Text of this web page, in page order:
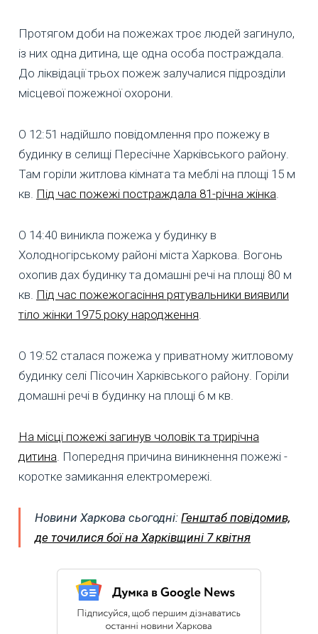
Протягом доби на пожежах троє людей загинуло,
із них одна дитина, ще одна особа постраждала.
До ліквідації трьох пожеж залучалися підрозділи
місцевої пожежної охорони.
О 12:51 надійшло повідомлення про пожежу в
будинку в селищі Пересічне Харківського району.
Там горіли житлова кімната та меблі на площі 15 м
кв. Під час пожежі постраждала 81-річна жінка
О 14:40 виникла пожежа у будинку в
Холодногірському районі міста Харкова. Вогонь
охопив дах будинку та домашні речі на площі 80 м
кв. Під час пожежогасіння рятувальники виявили
тіло жінки 1975 року народження
О 19:52 сталася пожежа у приватному житловому
будинку селі Пісочин Харківського району. Горіли
домашні речі в будинку на площі 6 м кв.
На місці пожежі загинув чоловік та трирічна
дитина . Попередня причина виникнення пожежі -
коротке замикання електромережі.
Новини Харкова сьогодні: Генштаб повідомив,
де точилися бої на Харківщині 7 квітня